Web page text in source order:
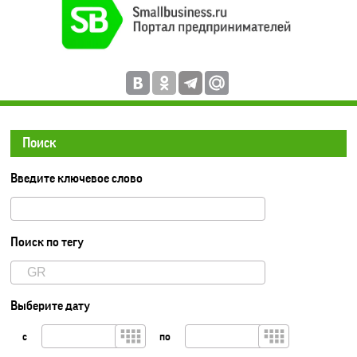
Поиск
Введите ключевое слово
Поиск по тегу
Выберите дату
с по